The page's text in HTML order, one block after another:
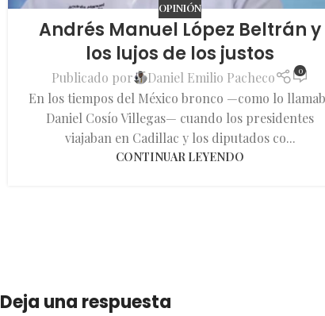
OPINIÓN
Andrés Manuel López Beltrán y
los lujos de los justos
Publicado por Daniel Emilio Pacheco 0
En los tiempos del México bronco —como lo
Daniel Cosío Villegas— cuando los presidentes
viajaban en Cadillac y los diputados co...
CONTINUAR LEYENDO
Deja una respuesta